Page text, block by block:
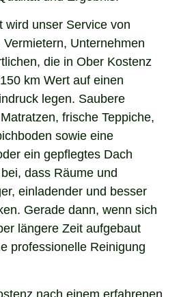
unser Service von
Unternehmen
die in Ober Kostenz
km Wert auf einen
legen. Saubere
frische Teppiche,
sowie eine
ein gepflegtes Dach
dass Räume und
einladender und besser
Gerade dann, wenn sich
längere Zeit aufgebaut
professionelle Reinigung
nach einem erfahrenen